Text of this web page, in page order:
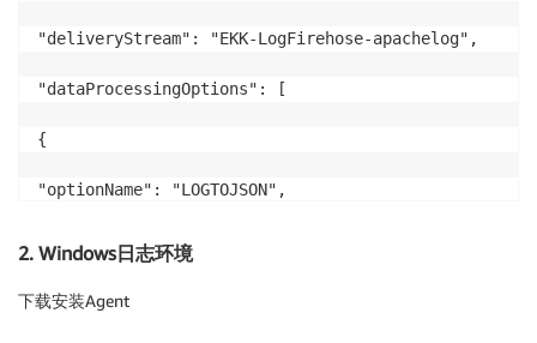
"deliveryStream": "EKK-LogFirehose-apachelog",
"dataProcessingOptions": [
{
"optionName": "LOGTOJSON",
"logFormat": "COMMONAPACHELOG"
}
2. Windows日志环境
下载安装Agent